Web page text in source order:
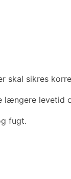
skal sikres
længere levetid
fugt.